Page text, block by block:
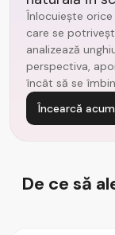
Înlocuiește
care se
analizează
perspectiva,
încât să se
Încearcă acum
De ce să